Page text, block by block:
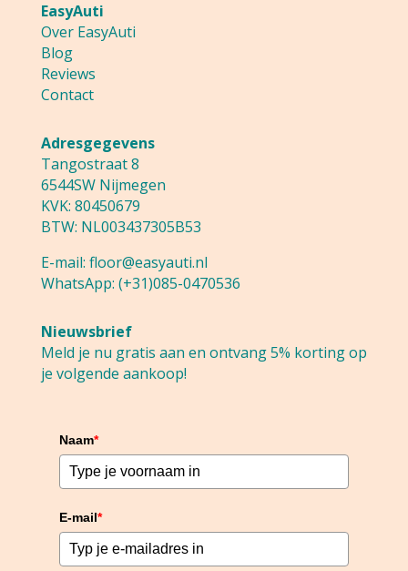
EasyAuti
Over EasyAuti
Blog
Reviews
Contact
Adresgegevens
Tangostraat 8
6544SW Nijmegen
KVK: 80450679
BTW: NL003437305B53
E-mail: floor@easyauti.nl
WhatsApp: (+31)085-0470536
Nieuwsbrief
Meld je nu gratis aan en ontvang 5% korting op
je volgende aankoop!
Naam*
E-mail*